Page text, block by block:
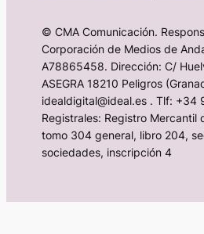
© CMA Comunicación.
Corporación de Medios de
A78865458. Dirección: C/
ASEGRA 18210 Peligros
idealdigital@ideal.es . Tlf:
Registrales: Registro Mercantil
tomo 304 general, libro 204,
sociedades, inscripción 4